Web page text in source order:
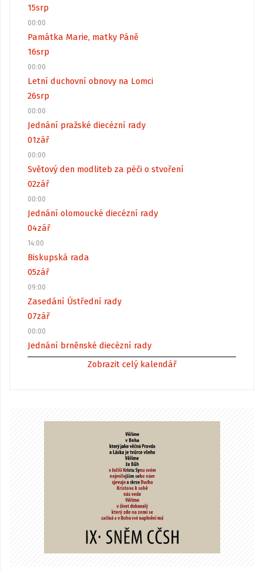
15srp
00:00
Památka Marie, matky Páně
16srp
00:00
Letní duchovní obnovy na Lomci
26srp
00:00
Jednání pražské diecézní rady
01zář
00:00
Světový den modliteb za péči o stvoření
02zář
00:00
Jednání olomoucké diecézní rady
04zář
14:00
Biskupská rada
05zář
09:00
Zasedání Ústřední rady
07zář
00:00
Jednání brněnské diecézní rady
Zobrazit celý kalendář